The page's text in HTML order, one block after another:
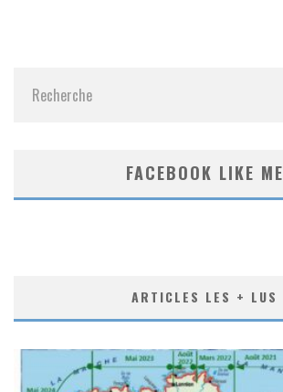
FACEBOOK LIKE ME
ARTICLES LES + LUS